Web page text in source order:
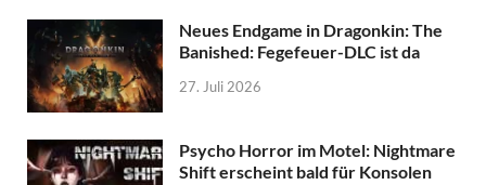
Neues Endgame in Dragonkin: The
Banished: Fegefeuer-DLC ist da
27. Juli 2026
Psycho Horror im Motel: Nightmare
Shift erscheint bald für Konsolen